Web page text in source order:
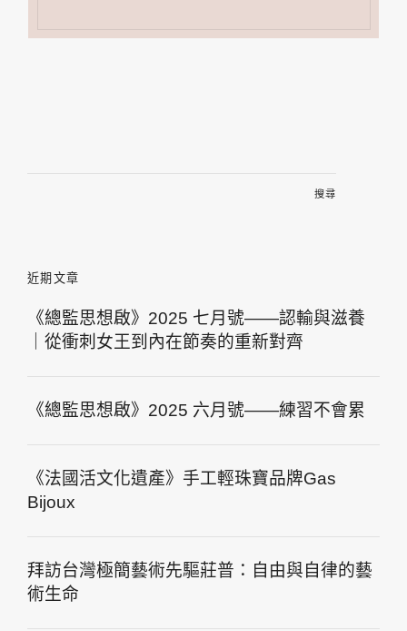
近期文章
《總監思想啟》2025 七月號——認輸與滋養
｜從衝刺女王到內在節奏的重新對齊
《總監思想啟》2025 六月號——練習不會累
《法國活文化遺產》手工輕珠寶品牌Gas
Bijoux
拜訪台灣極簡藝術先驅莊普：自由與自律的藝
術生命